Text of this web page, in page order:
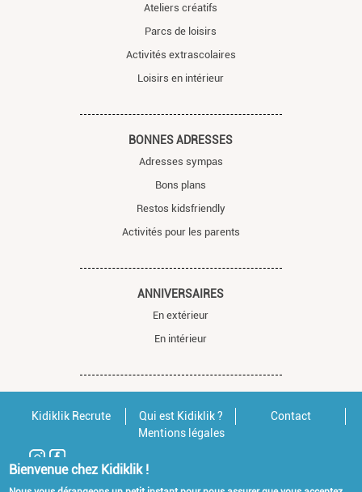
Ateliers créatifs
Parcs de loisirs
Activités extrascolaires
Loisirs en intérieur
BONNES ADRESSES
Adresses sympas
Bons plans
Restos kidsfriendly
Activités pour les parents
ANNIVERSAIRES
En extérieur
En intérieur
Kidiklik Recrute Qui est Kidiklik ?
Contact
Mentions légales
Bienvenue chez Kidiklik !